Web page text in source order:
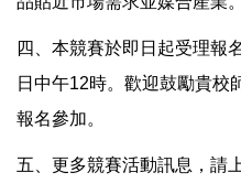
四、本競賽於即日起受理報
日中午12時。歡迎鼓勵貴校
報名參加。
五、更多競賽活動訊息，請